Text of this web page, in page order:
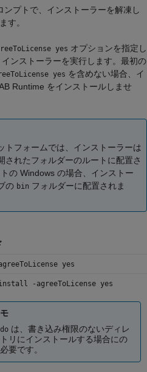
ンプトで、インストーラーを解凍し
す。
yes オプションを指定し
インストーラーを実行します。最初の
yes を含めない場合、イ
Runtime をインストールしませ
トフォームでは、インストーラーは
されたフォルダーのルートに配置さ
の Windows の場合、インストー
の bin フォルダーに配置されま
yes
-agreeToLicense yes
は、書き込み権限のないディレ
リにインストールする場合にの
要です。